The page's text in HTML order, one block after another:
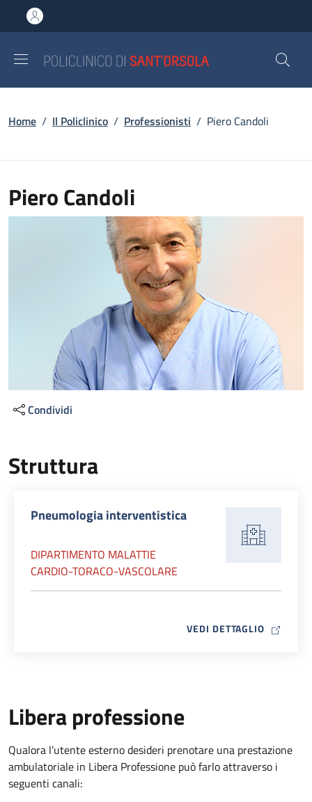
al contenuto principale
to footer content
Briciole di pane
Home / Il Policlinico / Professionisti / Piero Candoli
Piero Candoli
Condividi
Struttura
Pneumologia interventistica
DIPARTIMENTO MALATTIE
CARDIO-TORACO-VASCOLARE
VEDI DETTAGLIO MAP ICON
Libera professione
Qualora l’utente esterno desideri prenotare una prestazione
ambulatoriale in Libera Professione può farlo attraverso i
seguenti canali: